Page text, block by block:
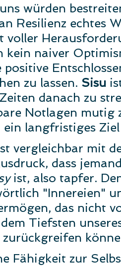
würden
Resilienz echtes
voller
kein naiver
positive
zu lassen. Sisu
danach zu
Notlagen mutig
ein langfristiges
vergleichbar mit
dass jemand
ist, also tapfer.
"Innereien"
das nicht
Tiefsten
Fähigkeit zur